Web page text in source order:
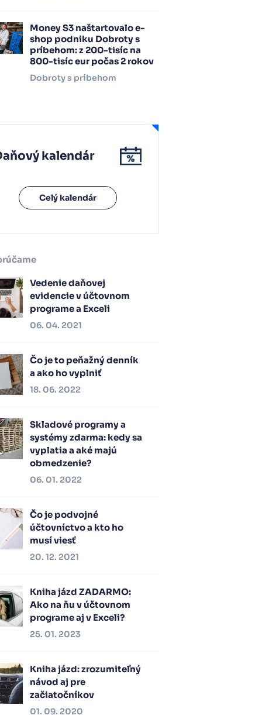
Money S3 naštartovalo e-
shop podniku Dobroty s
príbehom: z 200-tisíc na
800-tisíc eur počas 2 rokov
Dobroty s príbehom
kalendár
Celý kalendár
Vedenie daňovej
evidencie v účtovnom
programe a Exceli
06. 04. 2021
Čo je to peňažný denník
a ako ho vyplniť
18. 06. 2022
Skladové programy a
systémy zdarma: kedy sa
vyplatia a aké majú
obmedzenie?
06. 01. 2022
Čo je podvojné
účtovníctvo a kto ho
musí viesť
20. 12. 2021
Kniha jázd ZADARMO:
Ako na ňu v účtovnom
programe aj v Exceli?
25. 01. 2023
Kniha jázd: zrozumiteľný
návod aj pre
začiatočníkov
01. 09. 2020